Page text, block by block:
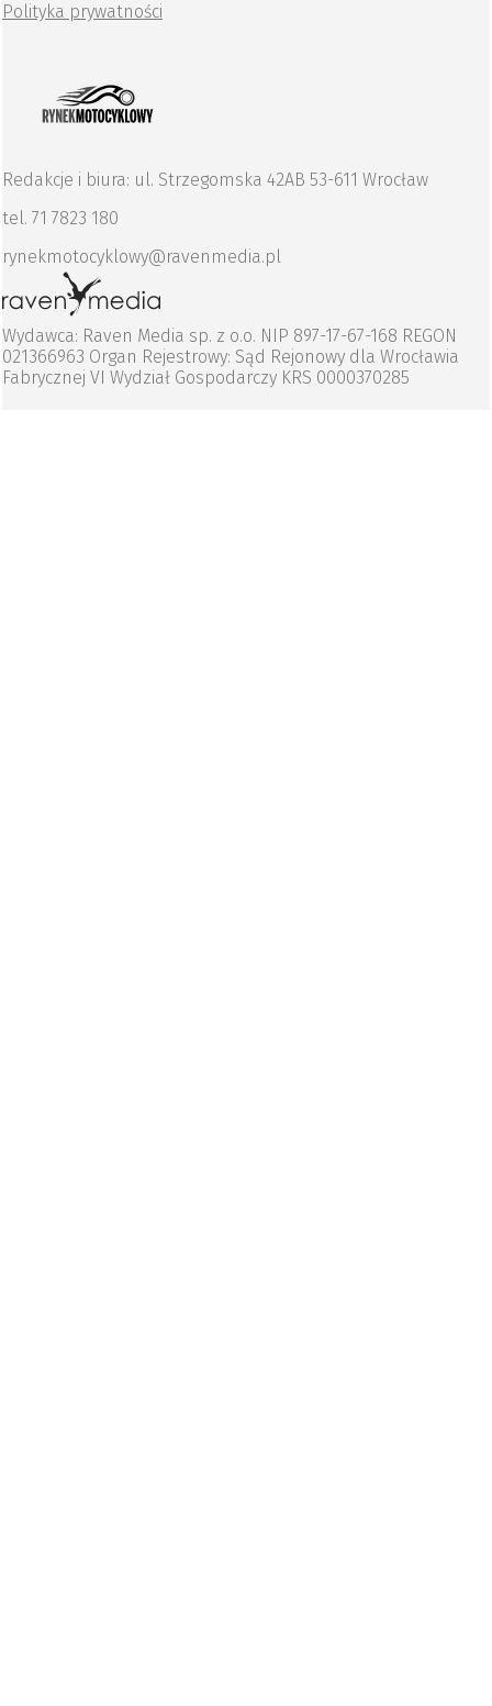
Polityka prywatności
Redakcje i biura: ul. Strzegomska 42AB 53-611 Wrocław
tel. 71 7823 180
rynekmotocyklowy@ravenmedia.pl
Wydawca: Raven Media sp. z o.o. NIP 897-17-67-168 REGON
021366963 Organ Rejestrowy: Sąd Rejonowy dla Wrocławia
Fabrycznej VI Wydział Gospodarczy KRS 0000370285